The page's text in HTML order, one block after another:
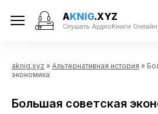
AKNIG.XYZ
Слушать АудиоКниги Онлайн
aknig.xyz » Альтернативная история »
экономика
Большая советская